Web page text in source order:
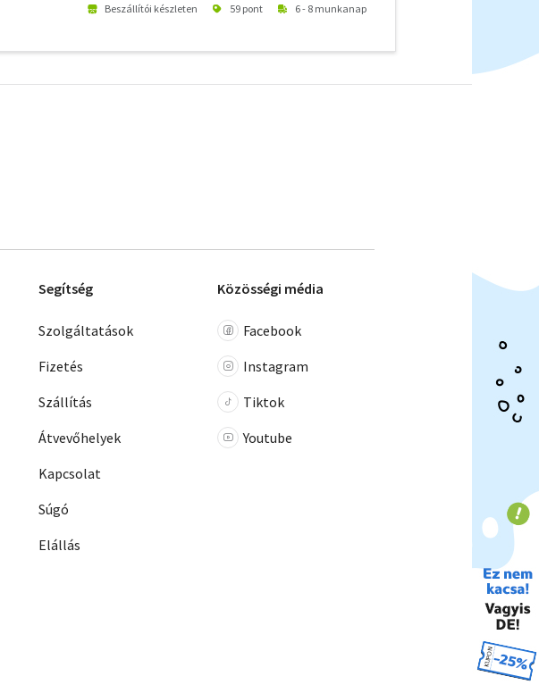
Beszállítói készleten 59 pont 6 - 8 munkanap
Segítség
Szolgáltatások
Fizetés
Szállítás
Átvevőhelyek
Kapcsolat
Súgó
Elállás
Közösségi média
Facebook
Instagram
Tiktok
Youtube